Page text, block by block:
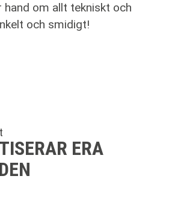
hand om allt tekniskt och
och smidigt!
ERA